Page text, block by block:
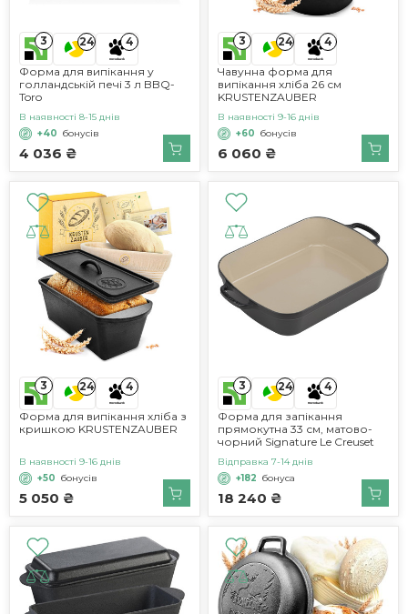
3 24 4
Форма для випікання у
голландській печі 3 л BBQ-
Toro
4 036 ₴
В наявності 8-15 днів
+40 бонусів
3 24 4
Чавунна форма для
випікання хліба 26 см
KRUSTENZAUBER
6 060 ₴
В наявності 9-16 днів
+60 бонусів
3 24 4
Форма для випікання хліба з
кришкою KRUSTENZAUBER
5 050 ₴
В наявності 9-16 днів
+50 бонусів
3 24 4
Форма для запікання
прямокутна 33 см, матово-
чорний Signature Le Creuset
18 240 ₴
Відправка 7-14 днів
+182 бонуса